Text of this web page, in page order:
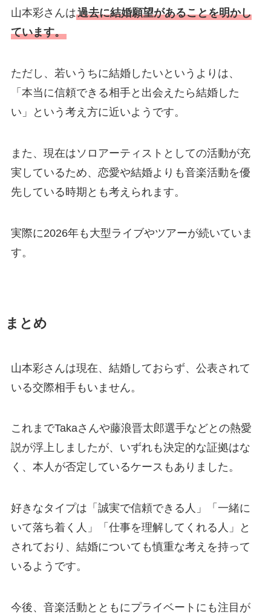
山本彩さんは過去に結婚願望があることを明かし
ています。
ただし、若いうちに結婚したいというよりは、
「本当に信頼できる相手と出会えたら結婚した
い」という考え方に近いようです。
また、現在はソロアーティストとしての活動が充
実しているため、恋愛や結婚よりも音楽活動を優
先している時期とも考えられます。
実際に2026年も大型ライブやツアーが続いていま
す。
まとめ
山本彩さんは現在、結婚しておらず、公表されて
いる交際相手もいません。
これまでTakaさんや藤浪晋太郎選手などとの熱愛
説が浮上しましたが、いずれも決定的な証拠はな
く、本人が否定しているケースもありました。
好きなタイプは「誠実で信頼できる人」「一緒に
いて落ち着く人」「仕事を理解してくれる人」と
されており、結婚についても慎重な考えを持って
いるようです。
今後、音楽活動とともにプライベートにも注目が